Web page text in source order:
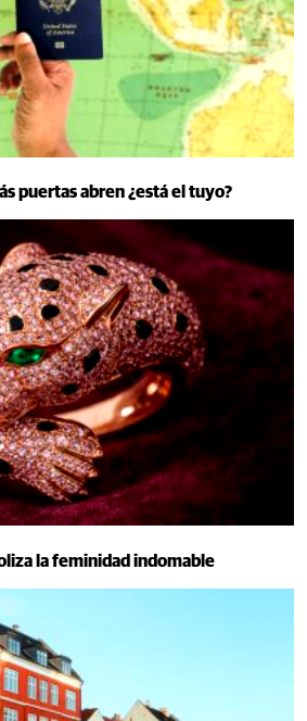
puertas abren ¿está el tuyo?
la feminidad indomable